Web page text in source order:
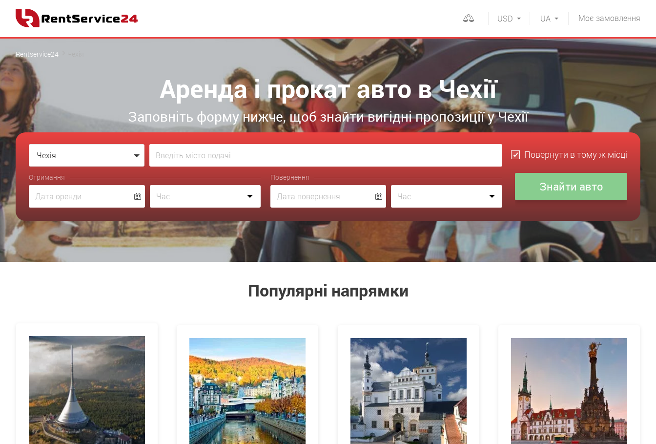
Моє замовлення
UA
USD
Rentservice24
Аренда і прокат авто в Чехії
Заповніть форму нижче, щоб знайти вигідні пропозиції у Чехії
Чехія Повернути в тому ж місці
Отримання Повернення
Популярні напрямки